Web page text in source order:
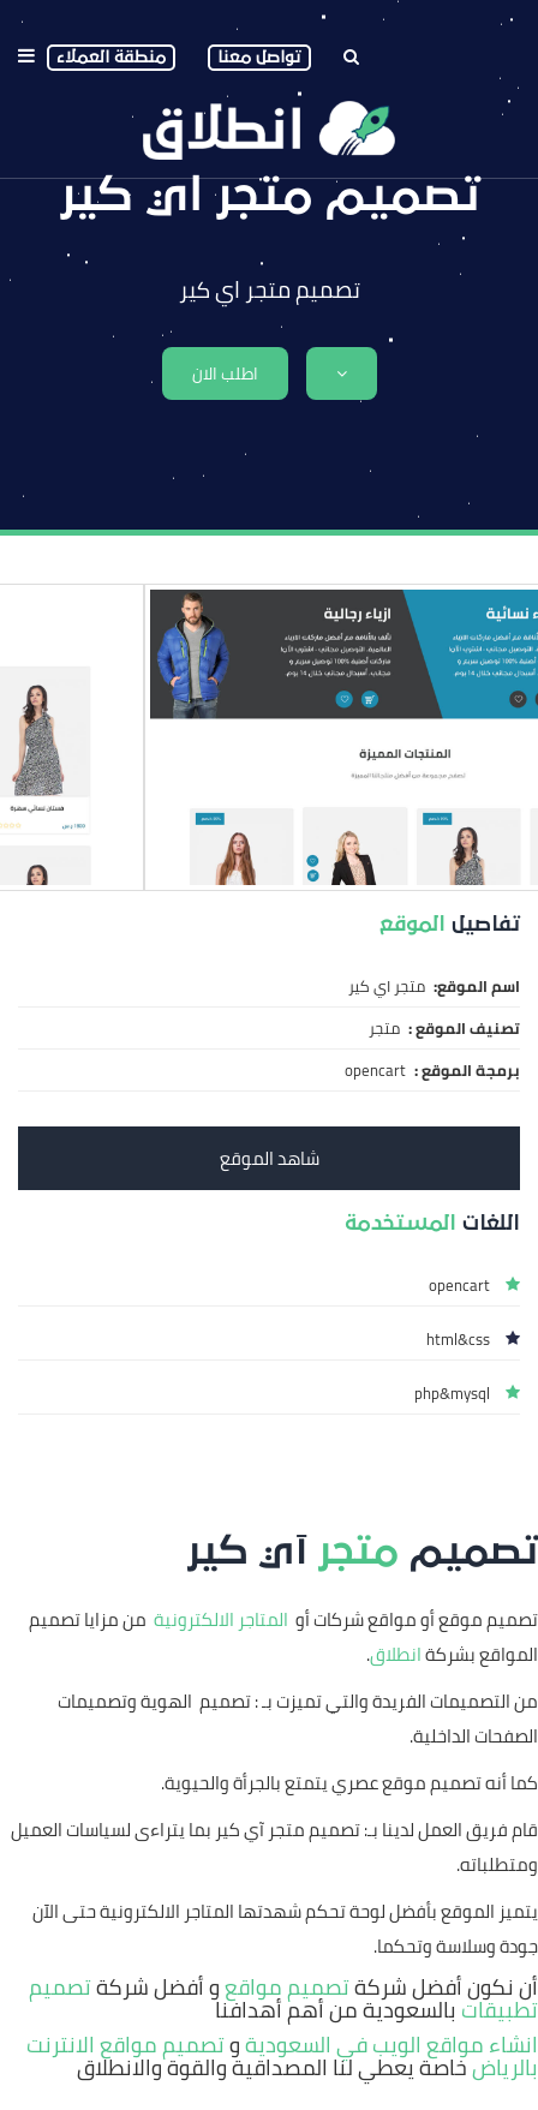
تواصل معنا منطقة العملاء
تصميم متجر اي كير
تصميم متجر اي كير
اطلب الان
تفاصيل الموقع
اسم الموقع: متجر اي كير
تصنيف الموقع : متجر
برمجة الموقع : opencart
شاهد الموقع
اللغات المستخدمة
opencart
html&css
php&mysql
تصميم متجر آي كير
تصميم موقع أو مواقع شركات أو المتاجر الالكترونية من مزايا تصميم
المواقع بشركةانطلاق.
من التصميمات الفريدة والتي تميزت بـ : تصميم الهوية وتصميمات
الصفحات الداخلية.
كما أنه تصميم موقع عصري يتمتع بالجرأة والحيوية.
قام فريق العمل لدينا بـ: تصميم متجر آي كير بما يتراءى لسياسات العميل
ومتطلباته.
يتميز الموقع بأفضل لوحة تحكم شهدتها المتاجر الالكترونية حتى الآن
جودة وسلاسة وتحكما.
أن نكون أفضل شركةتصميم مواقعو أفضل شركةتصميم
تطبيقات بالسعودية من أهم أهدافنا
انشاء مواقع الويب في السعوديةوتصميم مواقع الانترنت
بالرياضخاصة يعطي لنا المصداقية والقوة والانطلاق